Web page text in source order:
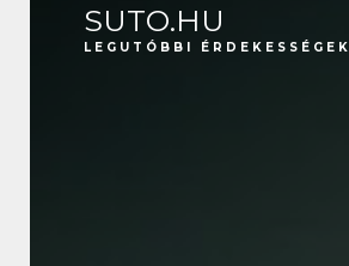
SUTO.HU
LEGUTÓBBI ÉRDEKESSÉGEK